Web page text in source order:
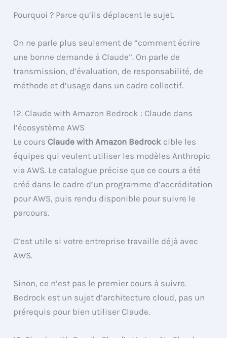
Pourquoi ? Parce qu’ils déplacent le sujet.
On ne parle plus seulement de “comment écrire
une bonne demande à Claude”. On parle de
transmission, d’évaluation, de responsabilité, de
méthode et d’usage dans un cadre collectif.
12. Claude with Amazon Bedrock : Claude dans
l’écosystème AWS
Le cours Claude with Amazon Bedrock cible les
équipes qui veulent utiliser les modèles Anthropic
via AWS. Le catalogue précise que ce cours a été
créé dans le cadre d’un programme d’accréditation
pour AWS, puis rendu disponible pour suivre le
parcours.
C’est utile si votre entreprise travaille déjà avec
AWS.
Sinon, ce n’est pas le premier cours à suivre.
Bedrock est un sujet d’architecture cloud, pas un
prérequis pour bien utiliser Claude.